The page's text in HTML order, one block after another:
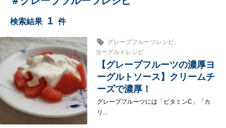
検索結果 1 件
グレープフルーツレシピ,
ヨーグルトレシピ
【グレープフルーツの濃厚ヨ
ーグルトソース】クリームチ
ーズで濃厚！
グレープフルーツには「ビタミンC」「カ
リ...